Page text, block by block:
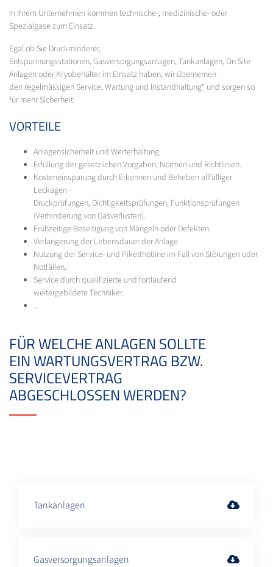
In ihrem Unternehmen kommen technische-, medizinische- oder
Spezialgase zum Einsatz.
Egal ob Sie Druckminderer,
Entspannungsstationen, Gasversorgungsanlagen, Tankanlagen, On Site
Anlagen oder Kryobehälter im Einsatz haben, wir übernemen
den regelmässigen Service, Wartung und Instandhaltung* und sorgen so
für mehr Sicherheit.
VORTEILE
Anlagensicherheit und Werterhaltung.
Erfüllung der gesetzlichen Vorgaben, Normen und Richtlinien.
Kosteneinsparung durch Erkennen und Beheben allfälliger
Leckagen -
Druckprüfungen, Dichtigkeitsprüfungen, Funktionsprüfungen
(Verhinderung von Gasverlusten).
Frühzeitige Beseitigung von Mängeln oder Defekten.
Verlängerung der Lebensdauer der Anlage.
Nutzung der Service- und Piketthotline im Fall von Störungen oder
Notfällen.
Service durch qualifizierte und fortlaufend
weitergebildete Techniker.
...
FÜR WELCHE ANLAGEN SOLLTE
EIN WARTUNGSVERTRAG BZW.
SERVICEVERTRAG
ABGESCHLOSSEN WERDEN?
Tankanlagen
Gasversorgungsanlagen